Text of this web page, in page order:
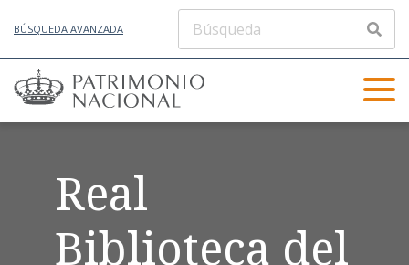
BÚSQUEDA AVANZADA
Real
Biblioteca del